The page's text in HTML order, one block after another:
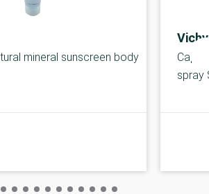
mineral sunscreen body
Vichy
spray
B-kolbe